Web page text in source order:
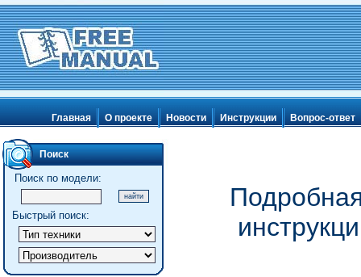
Главная О проекте Новости Инструкции Вопрос-ответ
Поиск
Поиск по модели:
Быстрый поиск: